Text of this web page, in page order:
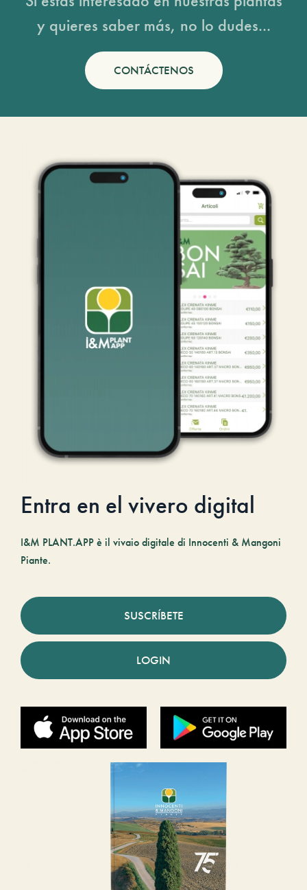
y quieres saber más, no lo dudes...
CONTÁCTENOS
Entra en el vivero digital
I&M PLANT.APP è il vivaio digitale di Innocenti & Mangoni
Piante.
SUSCRÍBETE
LOGIN